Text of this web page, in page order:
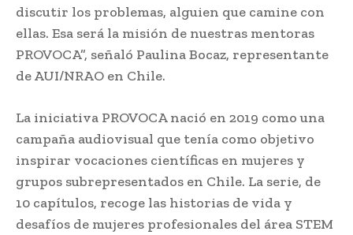
discutir los problemas, alguien que camine con
ellas. Esa será la misión de nuestras mentoras
PROVOCA”, señaló Paulina Bocaz, representante
de AUI/NRAO en Chile.
La iniciativa PROVOCA nació en 2019 como una
campaña audiovisual que tenía como objetivo
inspirar vocaciones científicas en mujeres y
grupos subrepresentados en Chile. La serie, de
10 capítulos, recoge las historias de vida y
desafíos de mujeres profesionales del área STEM